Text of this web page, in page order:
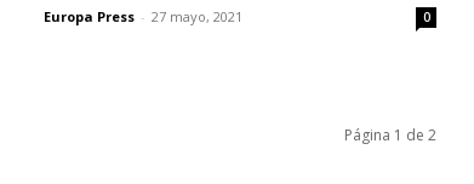
Europa Press - 27 mayo, 2021 0
Página 1 de 2